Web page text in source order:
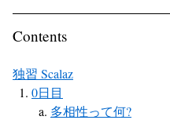
Contents
独習 Scalaz
0日目
多相性って何?